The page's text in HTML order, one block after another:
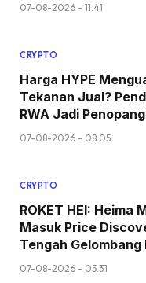
07-08-2026 - 11.41
CRYPTO
Harga HYPE
Tekanan Jual?
RWA Jadi
07-08-2026 - 08.05
CRYPTO
ROKET HEI: Heima
Masuk Price
Tengah Gelombang
07-08-2026 - 05.31